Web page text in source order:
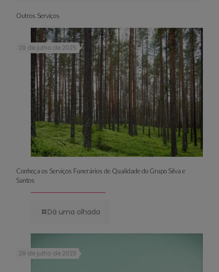
Outros Serviços
29 de julho de 2025
Conheça os Serviços Funerários de Qualidade do Grupo Silva e
Santos
Dá uma olhada
29 de julho de 2025